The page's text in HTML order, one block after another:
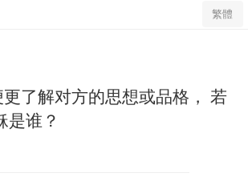
繁體
了解对方的思想或品格， 若
是谁？